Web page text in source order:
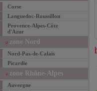
Corse
Languedoc-Roussillon
Provence-Alpes-Côte
d'Azur
zone Nord
Nord-Pas-de-Calais
Picardie
zone Rhône-Alpes
Auvergne